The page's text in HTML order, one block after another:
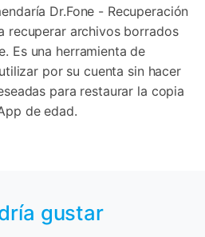
Dr.Fone - Recuperación
recuperar archivos borrados
Es una herramienta de
por su cuenta sin hacer
para restaurar la copia
de edad.
gustar